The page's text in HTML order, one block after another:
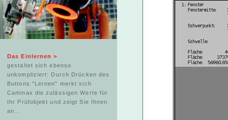
Das Einlernen >
gestaltet sich ebenso
unkompliziert: Durch Drücken des
Buttons "Lernen" merkt sich
Caminax die zulässigen Werte für
Ihr Prüfobjekt und zeigt Sie Ihnen
an...